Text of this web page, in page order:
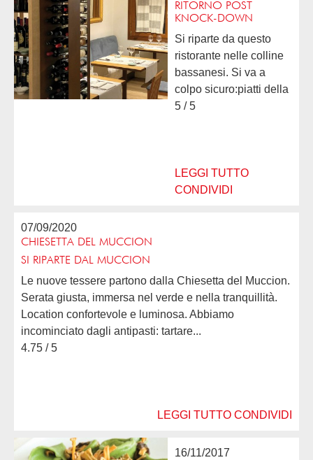
RITORNO POST
KNOCK-DOWN
Si riparte da questo
ristorante nelle colline
bassanesi. Si va a
colpo sicuro:piatti della
tradizione rivisitati ma
stagionali,...
5 / 5
LEGGI TUTTO
CONDIVIDI
07/09/2020
CHIESETTA DEL MUCCION
SI RIPARTE DAL MUCCION
Le nuove tessere partono dalla Chiesetta del Muccion.
Serata giusta, immersa nel verde e nella tranquillità.
Location confortevole e luminosa. Abbiamo
incominciato dagli antipasti: tartare...
4.75 / 5
LEGGI TUTTO CONDIVIDI
16/11/2017